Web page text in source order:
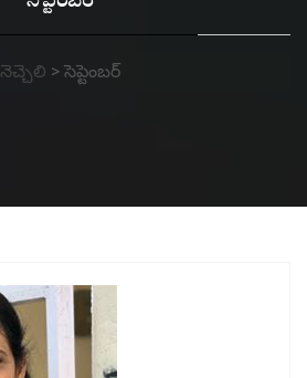
నెచ్చెలి > సెప్టెంబర్